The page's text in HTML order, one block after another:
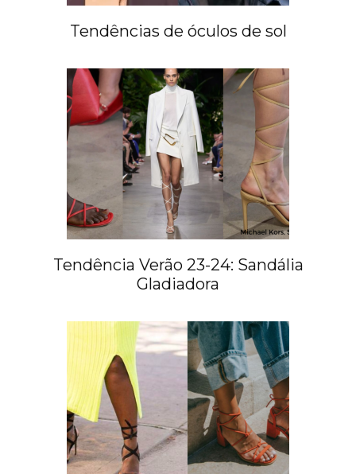
Tendências de óculos de sol
Tendência Verão 23-24: Sandália
Gladiadora